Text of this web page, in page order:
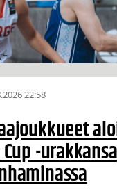
22:58
-urakkansa